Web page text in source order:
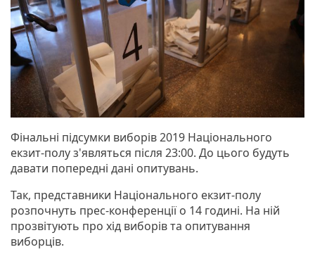
Фінальні підсумки виборів 2019 Національного
екзит-полу з'являться після 23:00. До цього будуть
давати попередні дані опитувань.
Так, представники Національного екзит-полу
розпочнуть прес-конференції о 14 годині. На ній
прозвітують про хід виборів та опитування
виборців.